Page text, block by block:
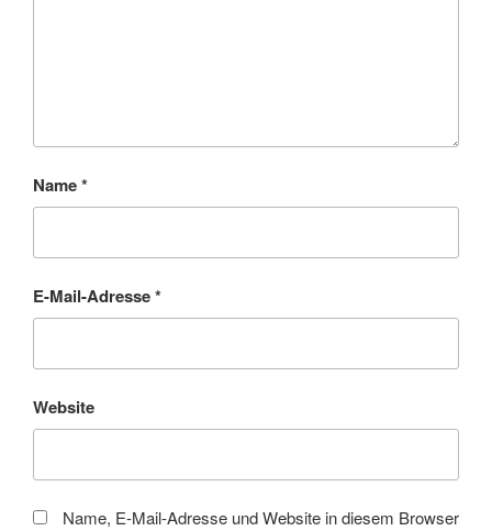
Name*
E-Mail-Adresse*
Website
Name, E-Mail-Adresse und Website in diesem Browser